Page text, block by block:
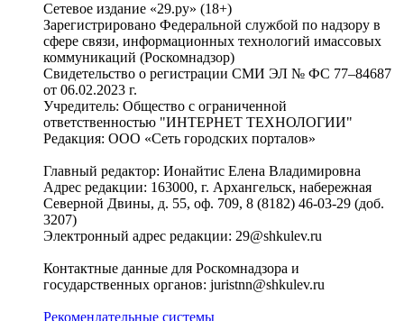
Сетевое издание «29.ру» (18+)
Зарегистрировано Федеральной службой по надзору в
сфере связи, информационных технологий имассовых
коммуникаций (Роскомнадзор)
Свидетельство о регистрации СМИ ЭЛ № ФС 77–84687
от 06.02.2023 г.
Учредитель: Общество с ограниченной
ответственностью "ИНТЕРНЕТ ТЕХНОЛОГИИ"
Редакция: ООО «Сеть городских порталов»
Главный редактор: Ионайтис Елена Владимировна
Адрес редакции: 163000, г. Архангельск, набережная
Северной Двины, д. 55, оф. 709, 8 (8182) 46-03-29 (доб.
3207)
Электронный адрес редакции: 29@shkulev.ru
Контактные данные для Роскомнадзора и
государственных органов: juristnn@shkulev.ru
Рекомендательные системы